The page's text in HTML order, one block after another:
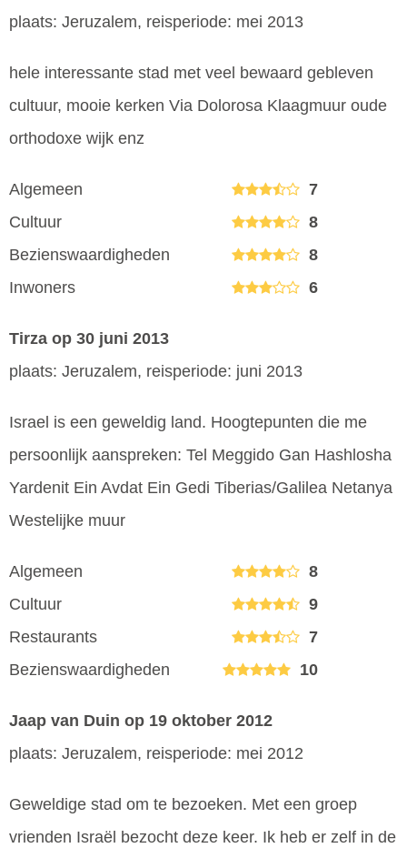
plaats: Jeruzalem, reisperiode: mei 2013
hele interessante stad met veel bewaard gebleven
cultuur, mooie kerken Via Dolorosa Klaagmuur oude
orthodoxe wijk enz
Algemeen
7
Cultuur
8
Bezienswaardigheden
8
Inwoners
6
Tirza op 30 juni 2013
plaats: Jeruzalem, reisperiode: juni 2013
Israel is een geweldig land. Hoogtepunten die me
persoonlijk aanspreken: Tel Meggido Gan Hashlosha
Yardenit Ein Avdat Ein Gedi Tiberias/Galilea Netanya
Westelijke muur
Algemeen
8
Cultuur
9
Restaurants
7
Bezienswaardigheden
10
Jaap van Duin op 19 oktober 2012
plaats: Jeruzalem, reisperiode: mei 2012
Geweldige stad om te bezoeken. Met een groep
vrienden Israël bezocht deze keer. Ik heb er zelf in de